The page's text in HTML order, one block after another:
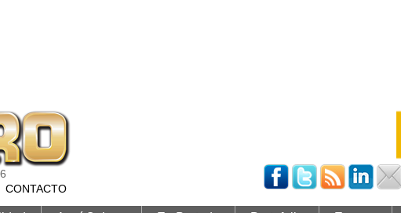
CONTACTO